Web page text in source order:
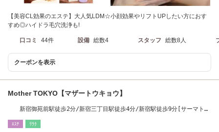
【美容CL効果のエステ】大人気LDM☆小顔効果やリフトUPしたい方におす
すめ◎ハイドラ毛穴洗浄も!
口コミ 44件 設備 総数4 スタッフ 総数8人
クーポンを表示
Mother TOKYO【マザートウキョウ】
新宿御苑前駅徒歩2分/新宿三丁目駅徒歩4分/新宿駅徒歩9分[サーマトリ
ｴｽﾃ ﾘﾗｸ